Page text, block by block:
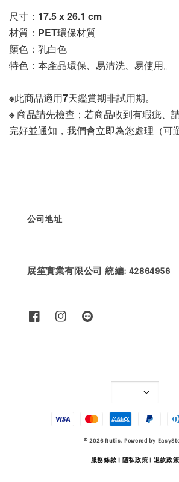
尺寸：17.5 x 26.1 cm
材質：PET環保材質
顏色：乳白色
特色：本產品環保、易清洗、易使用。
※此商品適用7天鑑賞期非試用期。
※ 商品請先檢查；若商品收到有瑕疵、
完好並通知，我們會立即為您處理（可
公司地址
展笙實業有限公司 統編: 42864956
© 2026 Rutis. Powered by
服務條款| 隱私政策| 退款政策